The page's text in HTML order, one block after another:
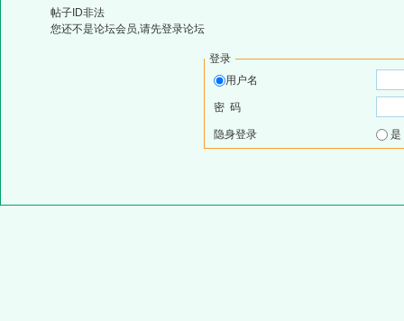
帖子ID非法
您还不是论坛会员,请先登录论坛
登录
用户名
密 码
隐身登录